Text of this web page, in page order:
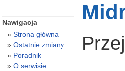
Nawigacja
Strona główna
Ostatnie zmiany
Poradnik
O serwisie